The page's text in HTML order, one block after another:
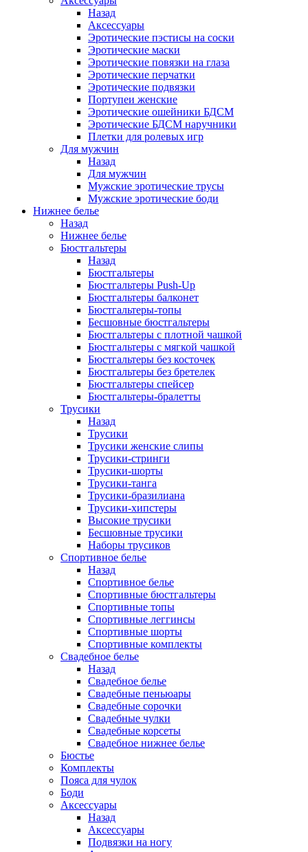
Назад
Аксессуары
Эротические пэстисы на соски
Эротические маски
Эротические повязки на глаза
Эротические перчатки
Эротические подвязки
Портупеи женские
Эротические ошейники БДСМ
Эротические БДСМ наручники
Плетки для ролевых игр
Для мужчин
Назад
Для мужчин
Мужские эротические трусы
Мужские эротические боди
Нижнее белье
Назад
Нижнее белье
Бюстгальтеры
Назад
Бюстгальтеры
Бюстгальтеры Push-Up
Бюстгальтеры балконет
Бюстгальтеры-топы
Бесшовные бюстгальтеры
Бюстгальтеры с плотной чашкой
Бюстгальтеры с мягкой чашкой
Бюстгальтеры без косточек
Бюстгальтеры без бретелек
Бюстгальтеры спейсер
Бюстгальтеры-бралетты
Трусики
Назад
Трусики
Трусики женские слипы
Трусики-стринги
Трусики-шорты
Трусики-танга
Трусики-бразилиана
Трусики-хипстеры
Высокие трусики
Бесшовные трусики
Наборы трусиков
Спортивное белье
Назад
Спортивное белье
Спортивные бюстгальтеры
Спортивные топы
Спортивные леггинсы
Спортивные шорты
Спортивные комплекты
Свадебное белье
Назад
Свадебное белье
Свадебные пеньюары
Свадебные сорочки
Свадебные чулки
Свадебные корсеты
Свадебное нижнее белье
Бюстье
Комплекты
Пояса для чулок
Боди
Аксессуары
Назад
Аксессуары
Подвязки на ногу